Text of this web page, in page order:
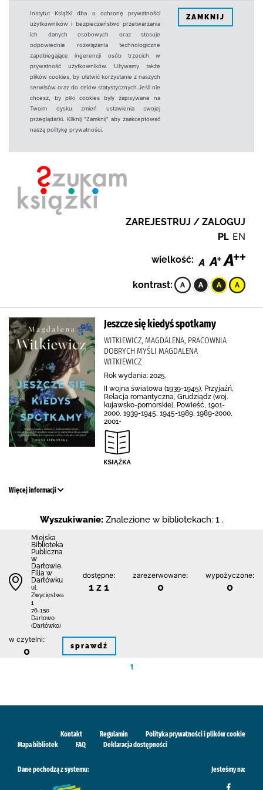
Instytut Książki dba o ochronę prywatności
użytkowników i bezpieczeństwo przetwarzania
ich danych osobowych oraz stosuje
odpowiednie rozwiązania technologiczne
zapobiegające ingerencji osób trzecich w
prywatność użytkowników. Używamy także
plików cookies, by ułatwić korzystanie z naszych
serwisów oraz do celów statystycznych.Jeśli nie
chcesz, by pliki cookies były zapisywane na
Twoim dysku zmień ustawienia swojej
przeglądarki. Kliknij "Zamknij" aby zaakceptować
naszą politykę prywatności.
ZAMKNIJ
ZAREJESTRUJ / ZALOGUJ
PL EN
wielkość:
kontrast:
Jeszcze się kiedyś spotkamy
WITKIEWICZ, MAGDALENA, PRACOWNIA
DOBRYCH MYŚLI MAGDALENA
WITKIEWICZ
Rok wydania: 2025.
II wojna światowa (1939-1945), Przyjaźń,
Relacja romantyczna, Grudziądz (woj.
kujawsko-pomorskie), Powieść, 1901-
2000, 1939-1945, 1945-1989, 1989-2000,
2001-
Więcej informacji
Wyszukiwanie: Znalezione w bibliotekach: 1 .
Miejska
Biblioteka
Publiczna
w
Darłowie.
Filia w
Darłówku
ul.
Zwycięstwa
1
76-150
Darłowo
(Darłówko)
dostępne:
1 z 1
zarezerwowane:
0
wypożyczone:
0
w czytelni:
0 sprawdź
1
Kontakt Regulamin
Polityka prywatności i plików cookie
Mapa bibliotek
FAQ Deklaracja dostępności
Dane pochodzą z systemu: Jesteśmy na: